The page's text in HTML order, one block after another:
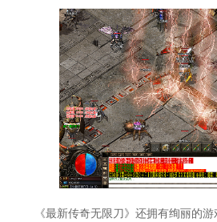
《最新传奇无限刀》还拥有绚丽的